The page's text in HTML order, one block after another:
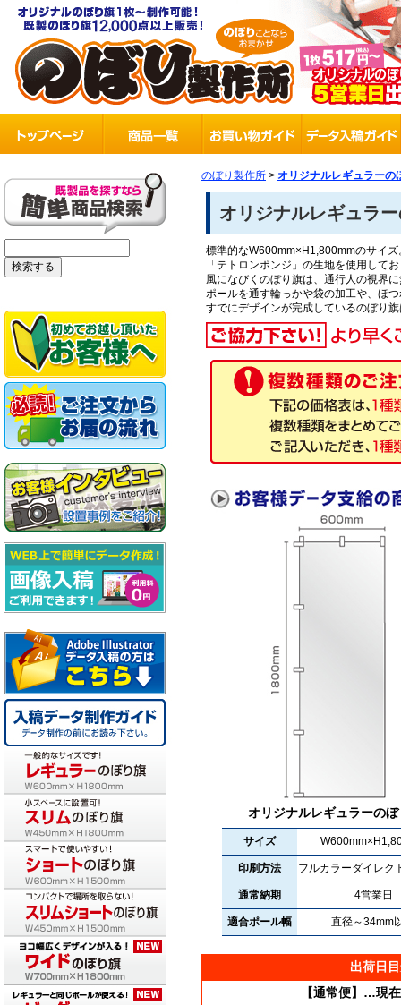
のぼり製作所 > オリジナルレギュラーの
オリジナルレギュラ
標準的なW600mm×H1,800mmのサイ
「テトロンポンジ」の生地を使用して
風になびくのぼり旗は、通行人の視界
ポールを通す輪っかや袋の加工や、ほ
すでにデザインが完成しているのぼり
オリジナルレギュラーのぼ
サイズ
印刷方法 フルカラーダイレク
通常納期 4営業日
適合ポール幅 直径～34mm
出荷日
【通常便】…現